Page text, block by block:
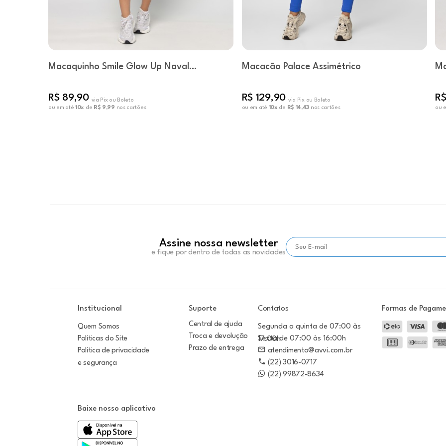
Macaquinho Smile Glow Up Naval
R$ 89,90 via Pix ou Boleto
ou em até 10x de R$ 9,99 nos cartões
Macacão Palace Assimétrico
R$ 129,90 via Pix ou Boleto
ou em até 10x de R$ 14,43 nos cartões
ou
Assine nossa newsletter
e fique por dentro de todas as novidades
Institucional
Quem Somos
Políticas do Site
Política de privacidade
e segurança
Suporte
Central de ajuda
Troca e devolução
Prazo de entrega
Contatos
Segunda a quinta de 07:00 às
17:00h
Sexta de 07:00 às 16:00h
atendimento@avvi.com.br
(22) 3016-0717
(22) 99872-8634
Formas de
Baixe nosso aplicativo